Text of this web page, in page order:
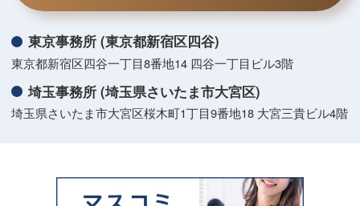
東京事務所 (東京都新宿区四谷)
東京都新宿区四谷一丁目8番地14 四谷一丁目ビル3階
埼玉事務所 (埼玉県さいたま市大宮区)
埼玉県さいたま市大宮区桜木町1丁目9番地18 大宮三貴ビル4階